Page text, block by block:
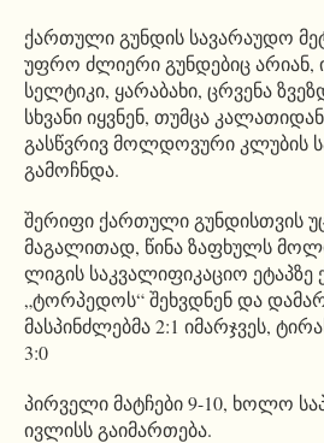
ქართული გუნდის სავარაუდო
უფრო ძლიერი გუნდებიც არიან,
სელტიკი, ყარაბახი, ცრვენა
სხვანი იყვნენ, თუმცა
გასწვრივ მოლდოვური კლუბის
გამოჩნდა.
შერიფი ქართული გუნდისთვის
მაგალითად, წინა ზაფხულს
ლიგის საკვალიფიკაციო ეტაპზე
„ტორპედოს“ შეხვდნენ და
მასპინძლებმა 2:1 იმარჯვეს,
3:0
პირველი მატჩები 9-10, ხოლო
ივლისს გაიმართება.